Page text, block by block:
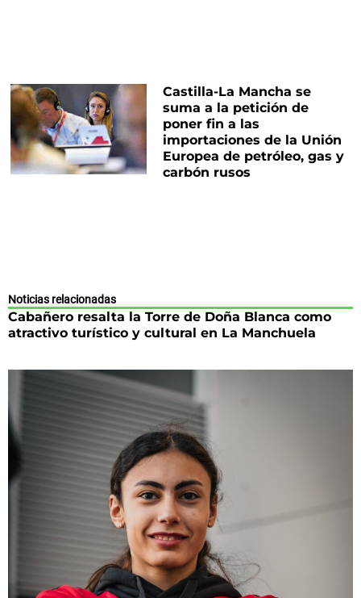
Castilla-La Mancha se
suma a la petición de
poner fin a las
importaciones de la Unión
Europea de petróleo, gas y
carbón rusos
Noticias relacionadas
Cabañero resalta la Torre de Doña Blanca como
atractivo turístico y cultural en La Manchuela